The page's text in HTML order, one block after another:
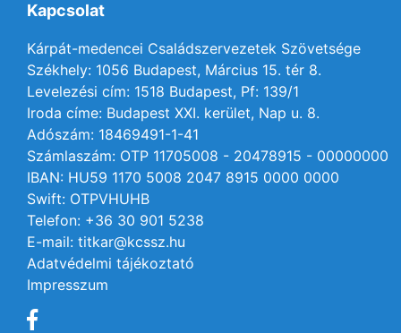
Kapcsolat
Kárpát-medencei Családszervezetek Szövetsége
Székhely: 1056 Budapest, Március 15. tér 8.
Levelezési cím: 1518 Budapest, Pf: 139/1
Iroda címe: Budapest XXI. kerület, Nap u. 8.
Adószám: 18469491-1-41
Számlaszám: OTP 11705008 - 20478915 - 00000000
IBAN: HU59 1170 5008 2047 8915 0000 0000
Swift: OTPVHUHB
Telefon: +36 30 901 5238
E-mail: titkar@kcssz.hu
Adatvédelmi tájékoztató
Impresszum